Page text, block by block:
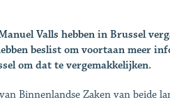
Valls hebben in Brussel
beslist om voortaan meer
om dat te vergemakkelijken.
Binnenlandse Zaken van beide